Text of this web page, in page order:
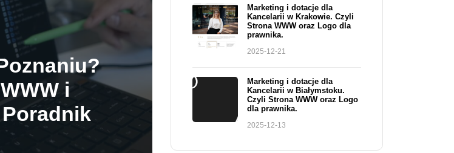
i
Marketing i dotacje dla
Kancelarii w Krakowie. Czyli
Strona WWW oraz Logo dla
prawnika.
2025-12-21
Marketing i dotacje dla
Kancelarii w Białymstoku.
Czyli Strona WWW oraz Logo
dla prawnika.
2025-12-13